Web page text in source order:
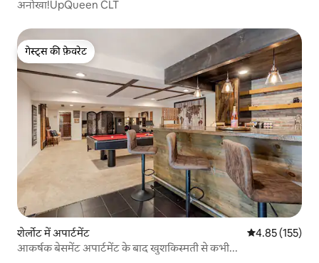
अनोखा!UpQueen CLT
गेस्ट्स की फ़ेवरेट
गेस्ट्स की फ़ेवरेट
शेर्लोट में अपार्टमेंट औसत रेटिंग 5 में से
4.85 (155)
आकर्षक बेसमेंट अपार्टमेंट के बाद खुशकिस्मती से कभी...